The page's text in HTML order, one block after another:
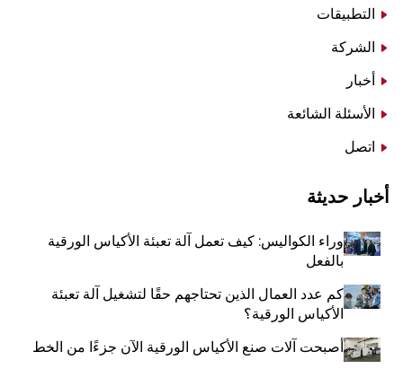
التطبيقات
الشركة
أخبار
الأسئلة الشائعة
اتصل
أخبار حديثة
وراء الكواليس: كيف تعمل آلة تعبئة الأكياس الورقية
بالفعل
كم عدد العمال الذين تحتاجهم حقًا لتشغيل آلة تعبئة
الأكياس الورقية؟
أصبحت آلات صنع الأكياس الورقية الآن جزءًا من الخط